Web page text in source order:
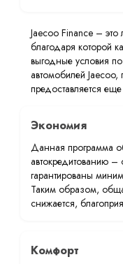
Jaecoo Finance – это
благодаря которой
выгодные условия
автомобилей
предоставляется
Экономия
Данная программа
автокредитованию –
гарантированы
Таким образом,
снижается,
Комфорт